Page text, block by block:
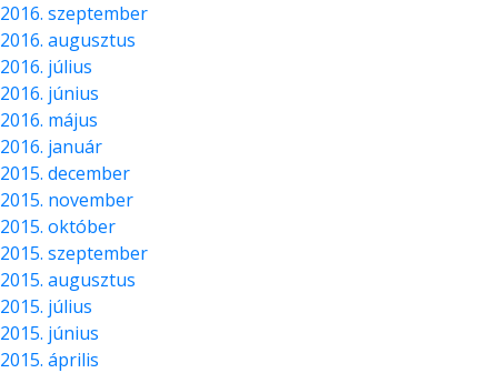
2016. szeptember
2016. augusztus
2016. július
2016. június
2016. május
2016. január
2015. december
2015. november
2015. október
2015. szeptember
2015. augusztus
2015. július
2015. június
2015. április